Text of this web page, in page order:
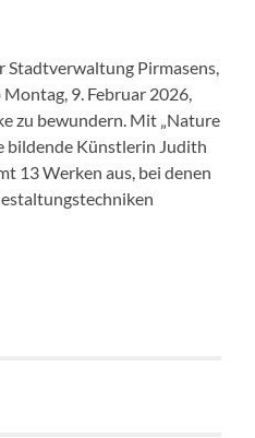
Stadtverwaltung Pirmasens,
9. Februar 2026,
zu bewundern. Mit „Nature
bildende Künstlerin Judith
13 Werken aus, bei denen